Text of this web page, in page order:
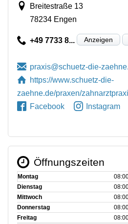
Breitestraße 13
78234 Engen
+49 7733 8... Anzeigen
https://www.schuetz-die-
zaehne.de/praxen/
Facebook
Instagram
Öffnungszeiten
Montag
Dienstag
Mittwoch
Donnerstag
Freitag